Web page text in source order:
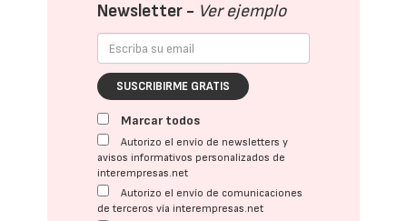
Newsletter - Ver ejemplo
SUSCRIBIRME GRATIS
Marcar todos
Autorizo el envío de newsletters y
avisos informativos personalizados de
interempresas.net
Autorizo el envío de comunicaciones
de terceros vía interempresas.net